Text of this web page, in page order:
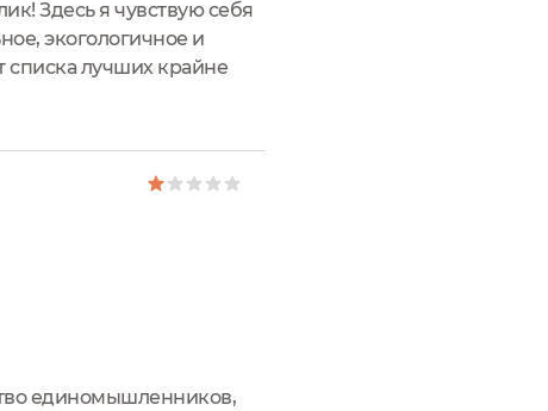
Здесь я чувствую себя
экогологичное и
списка лучших крайне
единомышленников,